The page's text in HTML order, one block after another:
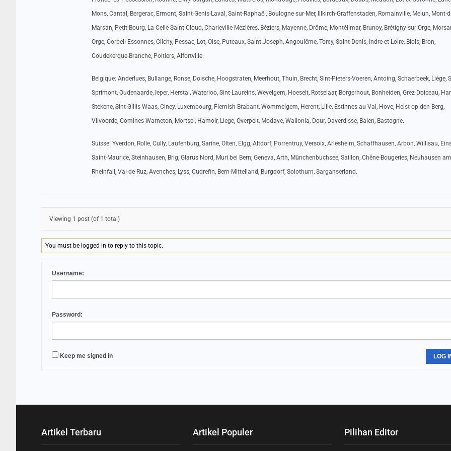
Mons, Cantal, Bergerac, Ermont, Saint-Genis-Laval, Saint-Raphaël, Boulogne-sur-Mer, Illkirch-Graffenstaden, Romainville, Melun, Mont-
Marsan, Petit-Bourg, La Celle-Saint-Cloud, Charleville-Mézières, Béziers, Mayenne, Drôme, Montélimar, Brunoy, Brétigny-sur-Orge,
Orge, Corbeil-Essonnes, Clichy, Pessac, Lot, Oise, Puteaux, Saint-Joseph, Angoulême, Torcy, Saint-Denis, Indre-et-Loire, Blois, Bron,
Coudekerque-Branche, Poitiers, Alfortville.
Belgique: Anderlues, Bullange, Ronse, Doische, Hoogstraten, Meerhout, Thuin, Brecht, Sint-Pieters-Voeren, Antoing, Schaerbeek, Liège,
Sprimont, Oudenaarde, Ieper, Herstal, Waterloo, Sint-Laureins, Wevelgem, Hoeselt, Rotselaar, Borgerhout, Bonheiden, Grez-Doiceau,
Stekene, Sint-Gillis-Waas, Ciney, Luxembourg, Flemish Brabant, Wommelgem, Herent, Lille, Estinnes-au-Val, Hove, Heist-op-den-Berg,
Vilvoorde, Comines-Warneton, Mortsel, Hamoir, Liege, Overpelt, Modave, Wallonia, Dour, Daverdisse, Balen, Bastogne.
Suisse: Yverdon, Rolle, Cully, Laufenburg, Sarine, Olten, Elgg, Altdorf, Porrentruy, Versoix, Arlesheim, Schaffhausen, Arbon, Willisau,
Saint-Maurice, Steinhausen, Brig, Glarus Nord, Muri bei Bern, Geneva, Arth, Münchenbuchsee, Saillon, Chêne-Bougeries, Neuhausen am
Rheinfall, Val-de-Ruz, Avenches, Lyss, Cudrefin, Bern-Mittelland, Burgdorf, Solothurn, Sarganserland.
Viewing 1 post (of 1 total)
You must be logged in to reply to this topic.
Username:
Password:
Keep me signed in LOG
Artikel Terbaru Artikel Populer Pilihan Editor